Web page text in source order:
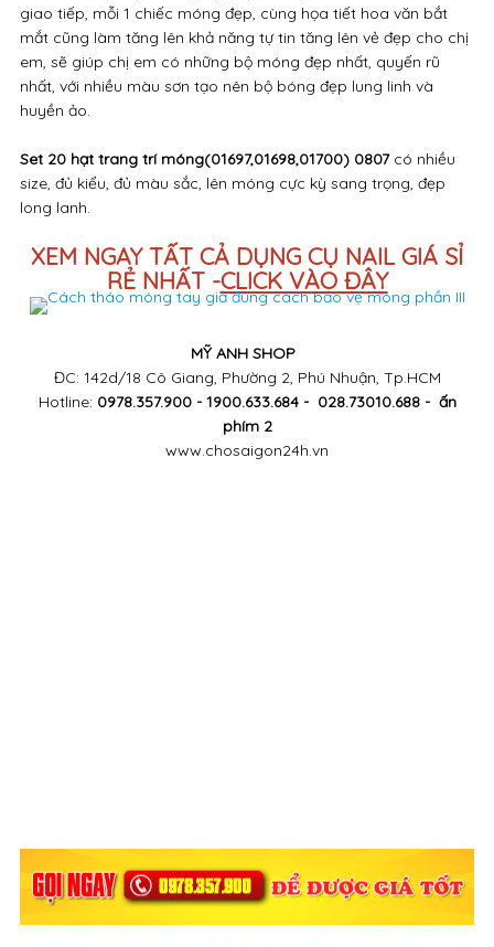
giao tiếp, mỗi 1 chiếc móng đẹp, cùng họa tiết hoa văn bắt
mắt cũng làm tăng lên khả năng tự tin tăng lên vẻ đẹp cho chị
em, sẽ giúp chị em có những bộ móng đẹp nhất, quyến rũ
nhất, với nhiều màu sơn tạo nên bộ bóng đẹp lung linh và
huyền ảo.
Set 20 hạt trang trí móng(01697,01698,01700) 0807 có nhiều
size, đủ kiểu, đủ màu sắc, lên móng cực kỳ sang trọng, đẹp
long lanh.
XEM NGAY TẤT CẢ DỤNG CỤ NAIL GIÁ SỈ
RẺ NHẤT -CLICK VÀO ĐÂY
MỸ ANH SHOP
ĐC: 142d/18 Cô Giang, Phường 2, Phú Nhuận, Tp.HCM
Hotline: 0978.357.900 - 1900.633.684 - 028.73010.688 - ấn
phím 2
www.chosaigon24h.vn